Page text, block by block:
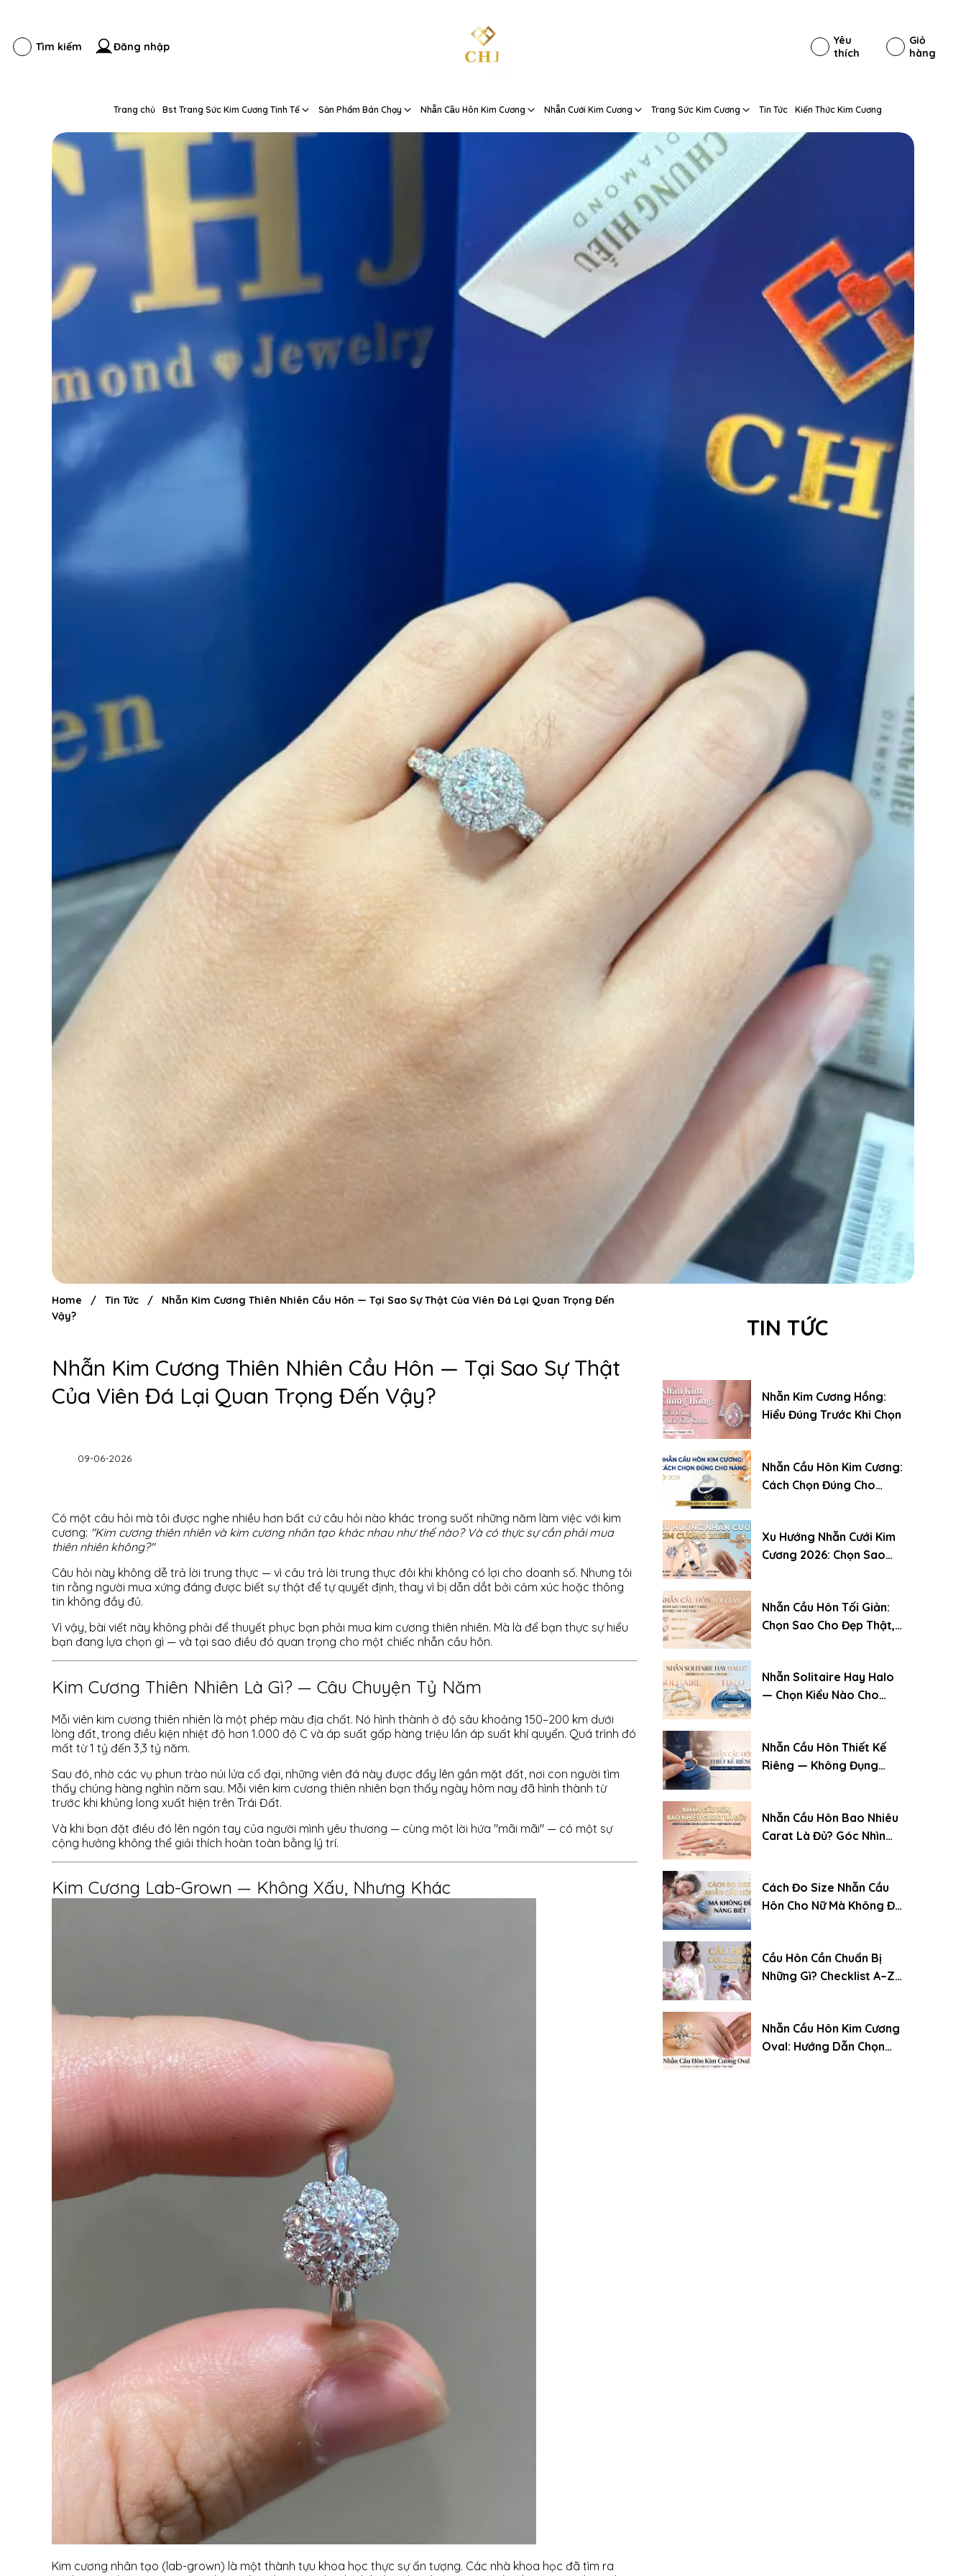
Trang chủ Bst Trang Sức Kim Cương Tinh Tế Sản Phẩm Bán Chạy Nhẫn Cầu Hôn Kim Cương Nhẫn Cưới Kim Cương Trang Sức Kim Cương Tin Tức Kiến Thức Kim Cương
Tìm kiếm Đăng nhập
Giỏ
hàng
Yêu
thích
TIN TỨC
Nhẫn Kim Cương Hồng:
Hiểu Đúng Trước Khi Chọn
Nhẫn Cầu Hôn Kim Cương:
Cách Chọn Đúng Cho
Xu Hướng Nhẫn Cưới Kim
Cương 2026: Chọn Sao
Nhẫn Cầu Hôn Tối Giản:
Chọn Sao Cho Đẹp Thật,
Nhẫn Solitaire Hay Halo
— Chọn Kiểu Nào Cho
Nhẫn Cầu Hôn Thiết Kế
Riêng — Không Đụng
Nhẫn Cầu Hôn Bao Nhiêu
Carat Là Đủ? Góc Nhìn
Cách Đo Size Nhẫn Cầu
Hôn Cho Nữ Mà Không Để
Cầu Hôn Cần Chuẩn Bị
Những Gì? Checklist A–Z
Nhẫn Cầu Hôn Kim Cương
Oval: Hướng Dẫn Chọn
Nhẫn Kim Cương Thiên Nhiên Cầu Hôn — Tại Sao Sự Thật
Của Viên Đá Lại Quan Trọng Đến Vậy?
Có một câu hỏi mà tôi được nghe nhiều hơn bất cứ câu hỏi nào khác trong suốt những năm làm việc với kim
cương: "Kim cương thiên nhiên và kim cương nhân tạo khác nhau như thế nào? Và có thực sự cần phải mua
thiên nhiên không?"
Câu hỏi này không dễ trả lời trung thực — vì câu trả lời trung thực đôi khi không có lợi cho doanh số. Nhưng tôi
tin rằng người mua xứng đáng được biết sự thật để tự quyết định, thay vì bị dẫn dắt bởi cảm xúc hoặc thông
tin không đầy đủ.
Vì vậy, bài viết này không phải để thuyết phục bạn phải mua kim cương thiên nhiên. Mà là để bạn thực sự hiểu
bạn đang lựa chọn gì — và tại sao điều đó quan trọng cho một chiếc nhẫn cầu hôn.
Kim Cương Thiên Nhiên Là Gì? — Câu Chuyện Tỷ Năm
Mỗi viên kim cương thiên nhiên là một phép màu địa chất. Nó hình thành ở độ sâu khoảng 150–200 km dưới
lòng đất, trong điều kiện nhiệt độ hơn 1.000 độ C và áp suất gấp hàng triệu lần áp suất khí quyển. Quá trình đó
mất từ 1 tỷ đến 3,3 tỷ năm.
Sau đó, nhờ các vụ phun trào núi lửa cổ đại, những viên đá này được đẩy lên gần mặt đất, nơi con người tìm
thấy chúng hàng nghìn năm sau. Mỗi viên kim cương thiên nhiên bạn thấy ngày hôm nay đã hình thành từ
trước khi khủng long xuất hiện trên Trái Đất.
Và khi bạn đặt điều đó lên ngón tay của người mình yêu thương — cùng một lời hứa "mãi mãi" — có một sự
cộng hưởng không thể giải thích hoàn toàn bằng lý trí.
Kim Cương Lab-Grown — Không Xấu, Nhưng Khác
Kim cương nhân tạo (lab-grown) là một thành tựu khoa học thực sự ấn tượng. Các nhà khoa học đã tìm ra
Home / Tin Tức /
Nhẫn Kim Cương Thiên Nhiên Cầu Hôn — Tại Sao Sự Thật Của Viên Đá Lại Quan Trọng Đến
Vậy?
09-06-2026